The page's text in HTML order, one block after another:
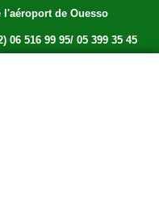
de Ouesso
516 99 95/ 05 399 35 45